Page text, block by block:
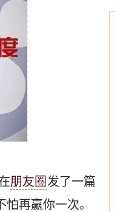
朋友圈发了一篇
再赢你一次。